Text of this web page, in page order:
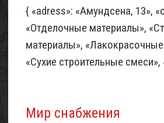
{ «adress»: «Амундсена, 13»,
«Отделочные материалы»,
материалы»,
«Сухие строительные смеси»,
Мир снабжения